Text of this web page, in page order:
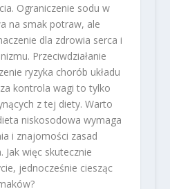
Ograniczenie sodu w
na smak potraw, ale
dla zdrowia serca i
Przeciwdziałanie
ryzyka chorób układu
kontrola wagi to tylko
z tej diety. Warto
niskosodowa wymaga
i znajomości zasad
Jak więc skutecznie
jednocześnie ciesząc